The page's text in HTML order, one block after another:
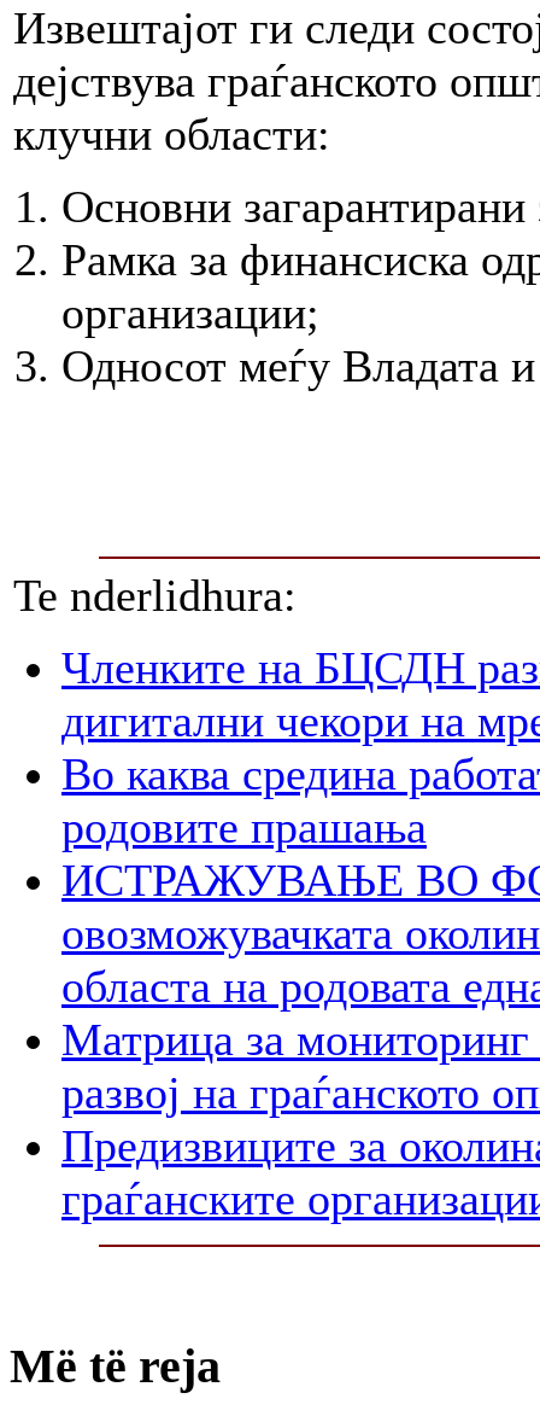
Извештајот ги следи
дејствува граѓанското
клучни области:
Основни
Рамка за финансиска
организации;
Односот меѓу Владата
Te nderlidhura:
Членките на БЦСДН
дигитални чекори на
Во каква средина
родовите прашања
ИСТРАЖУВАЊЕ ВО
овозможувачката
областа на родовата
Матрица за мониторинг
развој на граѓанското
Предизвиците за
граѓанските
Më të reja